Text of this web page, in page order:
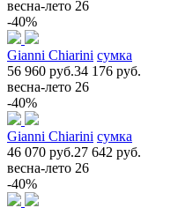
весна-лето 26
-40%
Gianni Chiarini сумка
56 960 руб.34 176 руб.
весна-лето 26
-40%
Gianni Chiarini сумка
46 070 руб.27 642 руб.
весна-лето 26
-40%